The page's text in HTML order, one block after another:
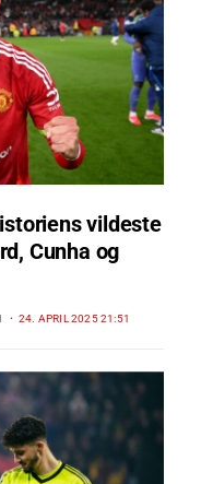
vildeste
Cunha og
24. APRIL 2025 21:51